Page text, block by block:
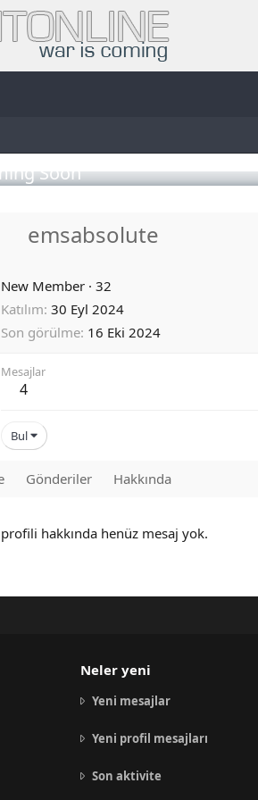
Soon
emsabsolute
New Member · 32
Katılım 30 Eyl 2024
Son görülme 16 Eki 2024
Mesajlar
4
Bul
Gönderiler Hakkında
profili hakkında henüz mesaj yok.
Neler yeni
Yeni mesajlar
Yeni profil mesajları
Son aktivite